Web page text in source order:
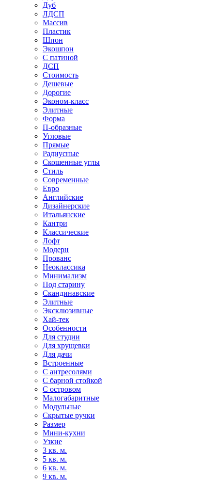
Дуб
ЛДСП
Массив
Пластик
Шпон
Экошпон
С патиной
ДСП
Стоимость
Дешевые
Дорогие
Эконом-класс
Элитные
Форма
П-образные
Угловые
Прямые
Радиусные
Скошенные углы
Стиль
Современные
Евро
Английские
Дизайнерские
Итальянские
Кантри
Классические
Лофт
Модерн
Прованс
Неоклассика
Минимализм
Под старину
Скандинавские
Элитные
Эксклюзивные
Хай-тек
Особенности
Для студии
Для хрущевки
Для дачи
Встроенные
С антресолями
С барной стойкой
С островом
Малогабаритные
Модульные
Скрытые ручки
Размер
Мини-кухни
Узкие
3 кв. м.
5 кв. м.
6 кв. м.
9 кв. м.